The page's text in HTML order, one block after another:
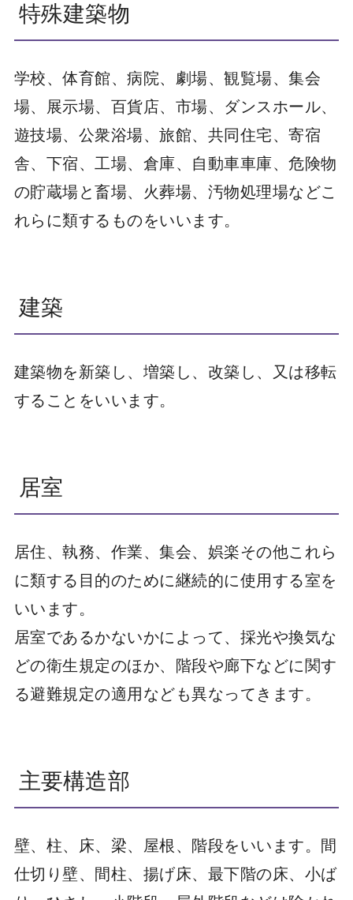
特殊建築物
学校、体育館、病院、劇場、観覧場、集会
場、展示場、百貨店、市場、ダンスホール、
遊技場、公衆浴場、旅館、共同住宅、寄宿
舎、下宿、工場、倉庫、自動車車庫、危険物
の貯蔵場と畜場、火葬場、汚物処理場などこ
れらに類するものをいいます。
建築
建築物を新築し、増築し、改築し、又は移転
することをいいます。
居室
居住、執務、作業、集会、娯楽その他これら
に類する目的のために継続的に使用する室を
いいます。
居室であるかないかによって、採光や換気な
どの衛生規定のほか、階段や廊下などに関す
る避難規定の適用なども異なってきます。
主要構造部
壁、柱、床、梁、屋根、階段をいいます。間
仕切り壁、間柱、揚げ床、最下階の床、小ば